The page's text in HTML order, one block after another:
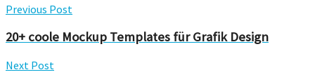
Previous Post
20+ coole Mockup Templates für Grafik Design
Next Post